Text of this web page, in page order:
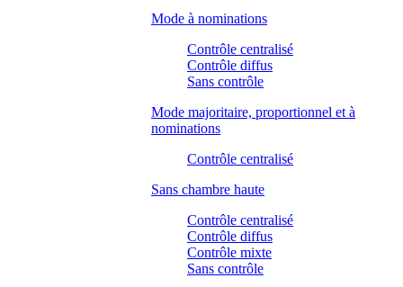
Mode à nominations
Contrôle centralisé
Contrôle diffus
Sans contrôle
Mode majoritaire, proportionnel et à
nominations
Contrôle centralisé
Sans chambre haute
Contrôle centralisé
Contrôle diffus
Contrôle mixte
Sans contrôle